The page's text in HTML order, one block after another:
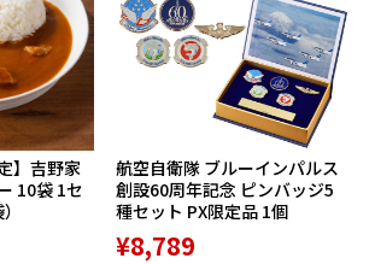
、それぞれの部屋にマチが付いていま
ドファスナー長財布です。
】吉野家
10袋 1セ
航空自衛隊 ブルーインパルス
創設60周年記念 ピンバッジ5
種セット PX限定品 1個
¥8,789